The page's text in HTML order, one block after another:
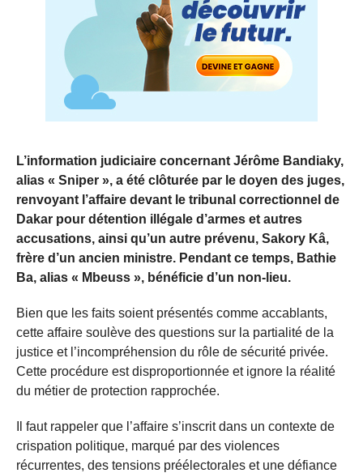
L’information judiciaire concernant Jérôme Bandiaky,
alias « Sniper », a été clôturée par le doyen des juges,
renvoyant l’affaire devant le tribunal correctionnel de
Dakar pour détention illégale d’armes et autres
accusations, ainsi qu’un autre prévenu, Sakory Kâ,
frère d’un ancien ministre. Pendant ce temps, Bathie
Ba, alias « Mbeuss », bénéficie d’un non-lieu.
Bien que les faits soient présentés comme accablants,
cette affaire soulève des questions sur la partialité de la
justice et l’incompréhension du rôle de sécurité privée.
Cette procédure est disproportionnée et ignore la réalité
du métier de protection rapprochée.
Il faut rappeler que l’affaire s’inscrit dans un contexte de
crispation politique, marqué par des violences
récurrentes, des tensions préélectorales et une défiance